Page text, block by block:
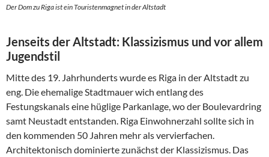
Der Dom zu Riga ist ein Touristenmagnet in der Altstadt
Jenseits der Altstadt: Klassizismus und vor allem
Jugendstil
Mitte des 19. Jahrhunderts wurde es Riga in der Altstadt zu
eng. Die ehemalige Stadtmauer wich entlang des
Festungskanals eine hüglige Parkanlage, wo der Boulevardring
samt Neustadt entstanden. Riga Einwohnerzahl sollte sich in
den kommenden 50 Jahren mehr als vervierfachen.
Architektonisch dominierte zunächst der Klassizismus. Das